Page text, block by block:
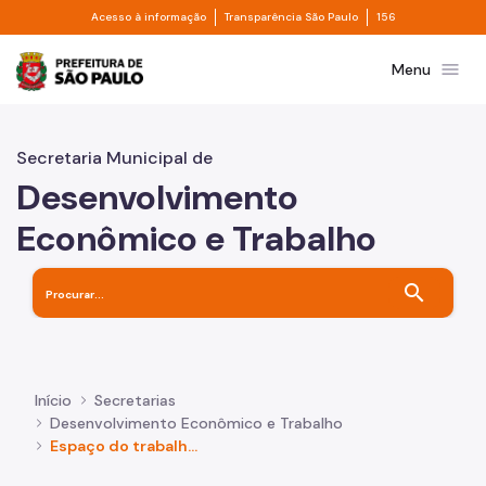
Pular para o Conteúdo principal
Acesso à informação Divisor de acesso à informação
Transparência São Paulo Divisor de
156
Prefeitura de São PauloMenu menu
Secretaria Municipal de
Desenvolvimento
Econômico e Trabalho
search
Início
Secretarias
Desenvolvimento Econômico e Trabalho
Espaço do trabalhador